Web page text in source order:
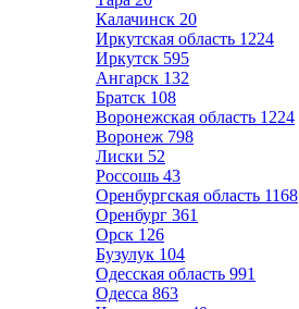
Калачинск 20
Иркутская область 1224
Иркутск 595
Ангарск 132
Братск 108
Воронежская область 1224
Воронеж 798
Лиски 52
Россошь 43
Оренбургская область 1168
Оренбург 361
Орск 126
Бузулук 104
Одесская область 991
Одесса 863